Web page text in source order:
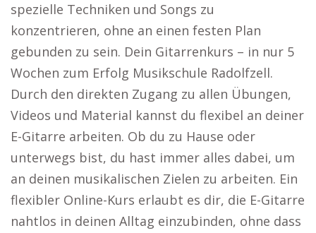
spezielle Techniken und Songs zu
konzentrieren, ohne an einen festen Plan
gebunden zu sein. Dein Gitarrenkurs – in nur 5
Wochen zum Erfolg Musikschule Radolfzell.
Durch den direkten Zugang zu allen Übungen,
Videos und Material kannst du flexibel an deiner
E-Gitarre arbeiten. Ob du zu Hause oder
unterwegs bist, du hast immer alles dabei, um
an deinen musikalischen Zielen zu arbeiten. Ein
flexibler Online-Kurs erlaubt es dir, die E-Gitarre
nahtlos in deinen Alltag einzubinden, ohne dass